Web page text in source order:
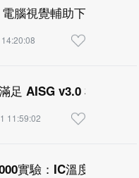
腦視覺輔助下的原音重
足 AISG v3.0 標準要求
11:59:02
實驗：IC溫度感測器